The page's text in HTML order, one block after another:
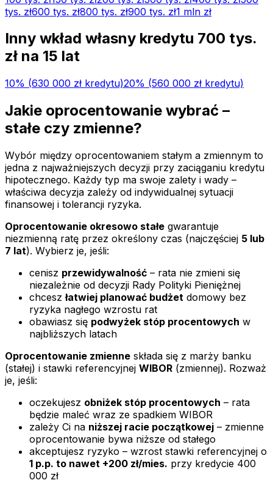
tys. zł600 tys. zł800 tys. zł900 tys. zł1 mln zł
Inny wkład własny kredytu 700 tys.
zł na 15 lat
10% (630 000 zł kredytu)20% (560 000 zł kredytu)
Jakie oprocentowanie wybrać –
stałe czy zmienne?
Wybór między oprocentowaniem stałym a zmiennym to
jedna z najważniejszych decyzji przy zaciąganiu kredytu
hipotecznego. Każdy typ ma swoje zalety i wady –
właściwa decyzja zależy od indywidualnej sytuacji
finansowej i tolerancji ryzyka.
Oprocentowanie okresowo stałe gwarantuje
niezmienną ratę przez określony czas (najczęściej 5 lub
7 lat). Wybierz je, jeśli:
cenisz przewidywalność – rata nie zmieni się
niezależnie od decyzji Rady Polityki Pieniężnej
chceszłatwiej planować budżet domowy bez
ryzyka nagłego wzrostu rat
obawiasz się podwyżek stóp procentowych w
najbliższych latach
Oprocentowanie zmienne składa się z marży banku
(stałej) i stawki referencyjnej WIBOR (zmiennej). Rozważ
je, jeśli:
oczekujesz obniżek stóp procentowych – rata
będzie maleć wraz ze spadkiem WIBOR
zależy Ci na niższej racie początkowej – zmienne
oprocentowanie bywa niższe od stałego
akceptujesz ryzyko – wzrost stawki referencyjnej o
1 p.p. to nawet +200 zł/mies. przy kredycie 400
000 zł